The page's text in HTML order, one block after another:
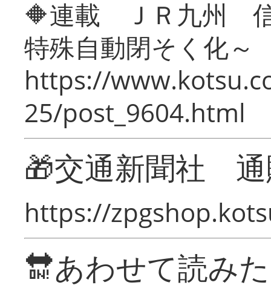
🔶連載 ＪＲ九州 信
特殊自動閉そく化～
https://
25/post_9604.html
🎁交通新聞社
https://
🔛あわせて読み